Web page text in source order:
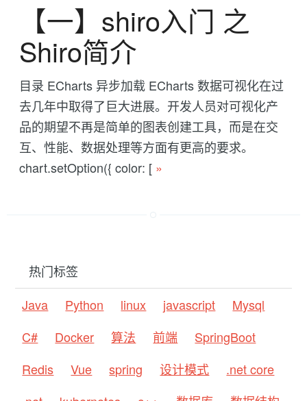
【一】shiro入门 之
Shiro简介
目录 ECharts 异步加载 ECharts 数据可视化在过
去几年中取得了巨大进展。开发人员对可视化产
品的期望不再是简单的图表创建工具，而是在交
互、性能、数据处理等方面有更高的要求。
chart.setOption({ color: [ »
热门标签
Java
Python linux javascript
Mysql
C#
Docker 算法 前端
SpringBoot
Redis
Vue spring 设计模式
.net core